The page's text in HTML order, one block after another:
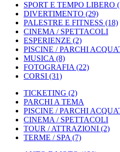
SPORT E TEMPO LIBERO
DIVERTIMENTO (29)
PALESTRE E FITNESS (18)
CINEMA / SPETTACOLI
ESPERIENZE (2)
PISCINE / PARCHI
MUSICA (8)
FOTOGRAFIA (22)
CORSI (31)
TICKETING (2)
PARCHI A TEMA
PISCINE / PARCHI
CINEMA / SPETTACOLI
TOUR / ATTRAZIONI (2)
TERME / SPA (7)